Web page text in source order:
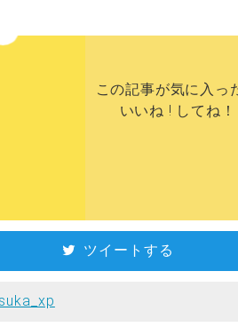
この記事が気に入っ
いいね ! してね！
ツイートする